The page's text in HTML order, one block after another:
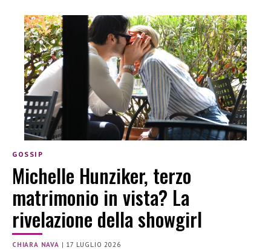
GOSSIP
Michelle Hunziker, terzo
matrimonio in vista? La
rivelazione della showgirl
CHIARA NAVA | 17 LUGLIO 2026